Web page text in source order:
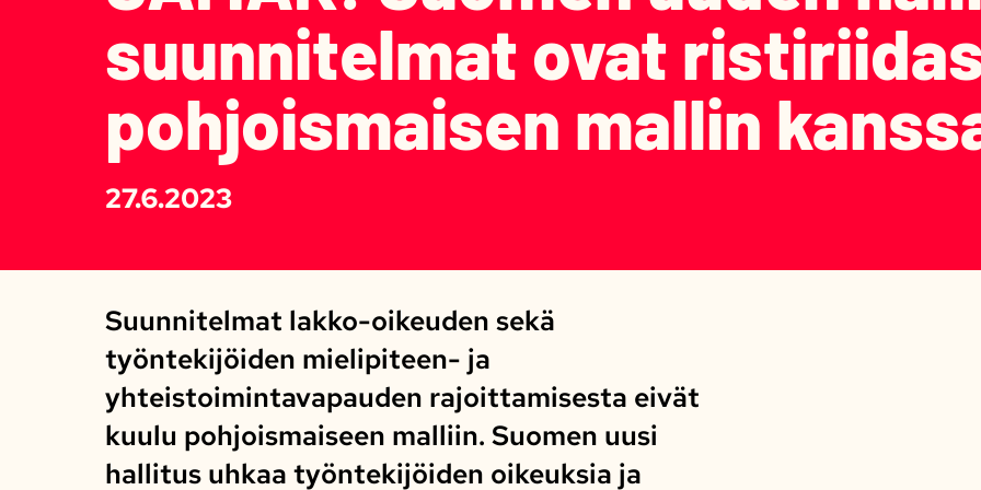
suunnitelmat ovat
pohjoismaisen mallin
27.6.2023
Suunnitelmat lakko-oikeuden sekä
työntekijöiden mielipiteen- ja
yhteistoimintavapauden rajoittamisesta eivät
kuulu pohjoismaiseen malliin. Suomen uusi
hallitus uhkaa työntekijöiden oikeuksia ja